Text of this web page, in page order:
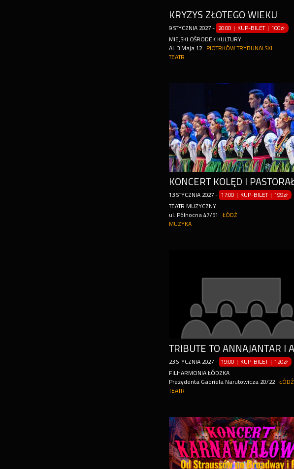
KRYZYS ZŁOTEGO WIEKU
9 STYCZNIA 2027 - 20:00 | KUP-BILET | 100zł
MIEJSKI OŚRODEK KULTURY
Al. 3 Maja 12
PIOTRKÓW TRYBUNALSKI
TEATR
13 STYCZNIA 2027 - 17:00 | KUP-BILET | 199zł
TEATR MUZYCZNY
ul. Północna 47/51
ŁÓDŹ
MUZYKA
23 STYCZNIA 2027 - 19:00 | KUP-BILET | 120zł
FILHARMONIA ŁÓDZKA
Prezydenta Gabriela Narutowicza 20/22
ŁÓDŹ
TEATR